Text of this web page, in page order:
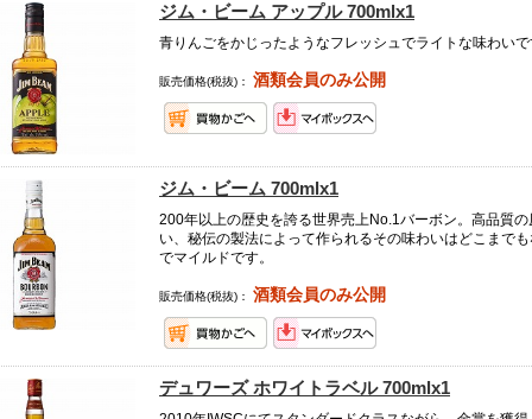
ジム・ビーム アップル 700mlx1
青りんごをかじったようなフレッシュでライトな味わい
販売価格(税抜)： 酒類会員のみ公開
ジム・ビーム 700mlx1
200年以上の歴史を誇る世界売上No.1バーボン。高品質の
い、秘伝の製法によって作られるその味わいはどこまで
でマイルドです。
販売価格(税抜)： 酒類会員のみ公開
デュワーズ ホワイトラベル 700mlx1